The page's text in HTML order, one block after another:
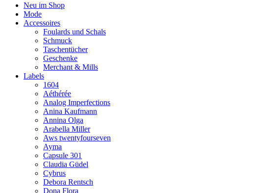
Neu im Shop
Mode
Accessoires
Foulards und Schals
Schmuck
Taschentücher
Geschenke
Merchant & Mills
Labels
1604
Aéthérée
Analog Imperfections
Anina Kaufmann
Annina Olga
Arabella Miller
Aws twentyfourseven
Ayma
Capsule 301
Claudia Güdel
Cybrus
Debora Rentsch
Dona Flora